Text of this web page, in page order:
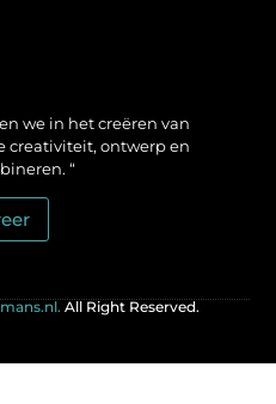
we in het creëren van
creativiteit, ontwerp en
“
All Right Reserved.